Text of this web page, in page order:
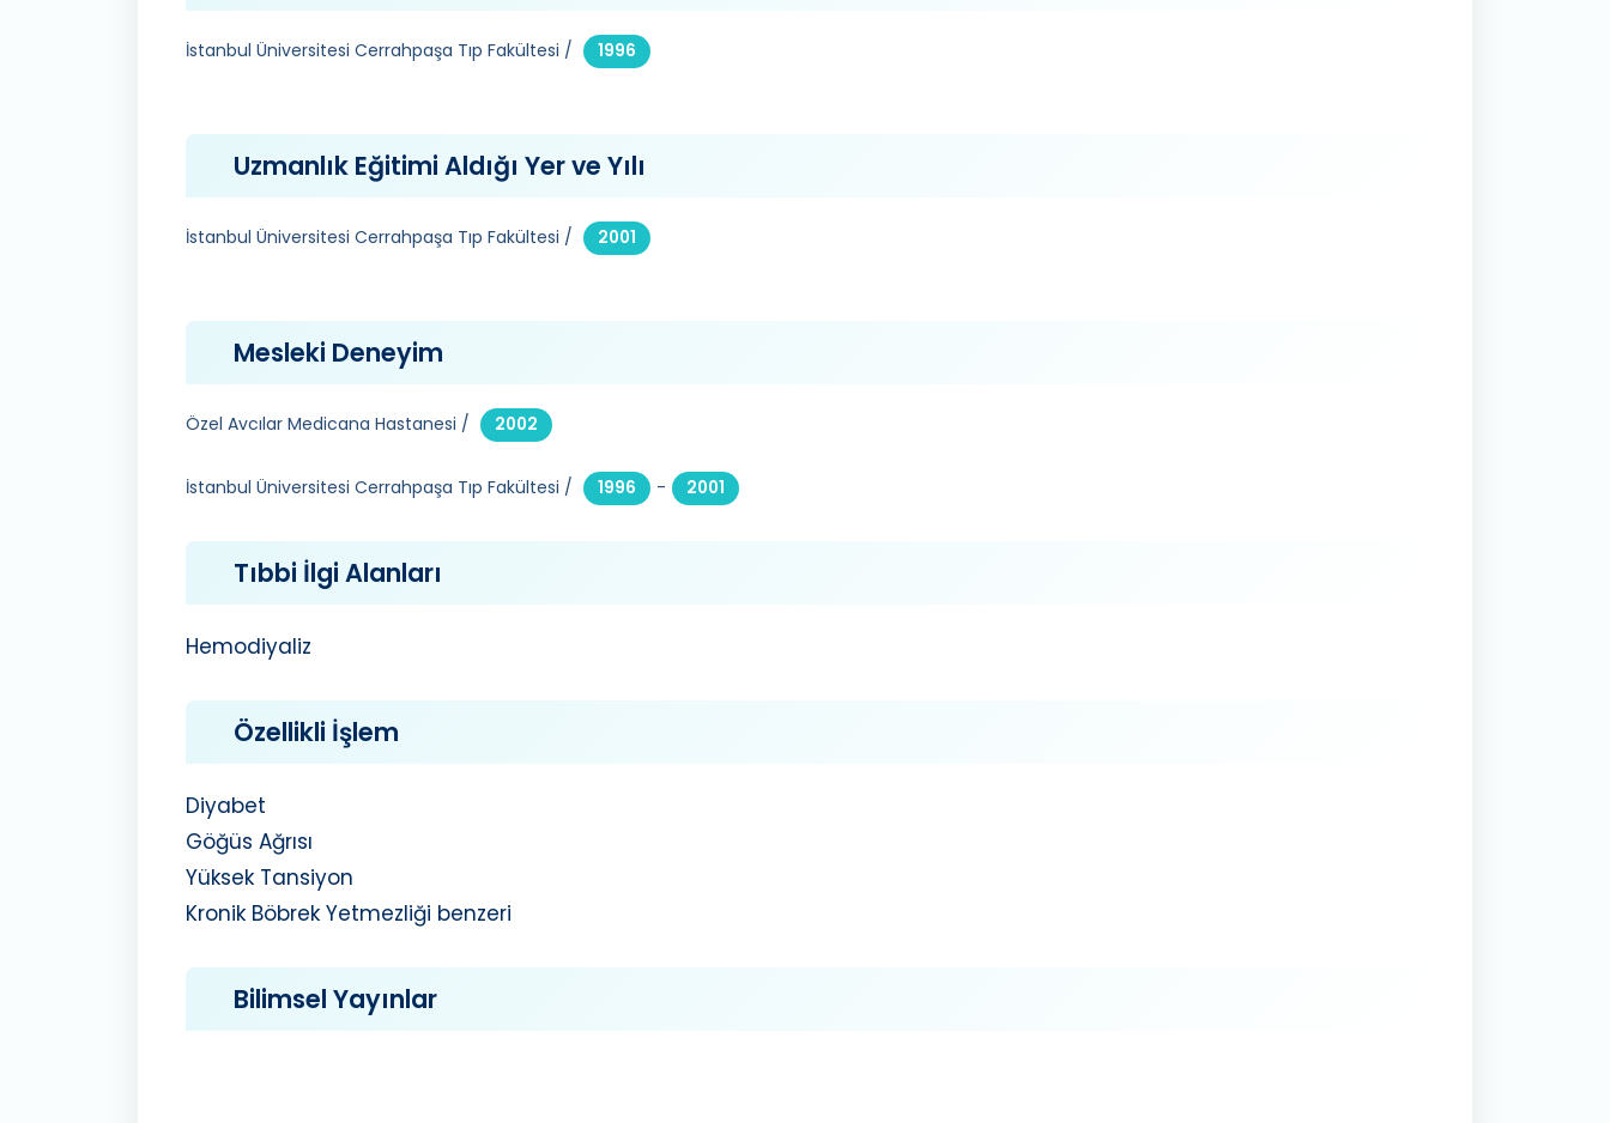
İstanbul Üniversitesi Cerrahpaşa Tıp Fakültesi / 1996
Uzmanlık Eğitimi Aldığı Yer ve Yılı
İstanbul Üniversitesi Cerrahpaşa Tıp Fakültesi / 2001
Mesleki Deneyim
Özel Avcılar Medicana Hastanesi / 2002
İstanbul Üniversitesi Cerrahpaşa Tıp Fakültesi / 1996 - 2001
Tıbbi İlgi Alanları
Hemodiyaliz
Özellikli İşlem
Diyabet
Göğüs Ağrısı
Yüksek Tansiyon
Kronik Böbrek Yetmezliği benzeri
Bilimsel Yayınlar